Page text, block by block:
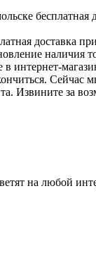
бесплатная
доставка
наличия
в интернет-
Сейчас
Извините за
на любой